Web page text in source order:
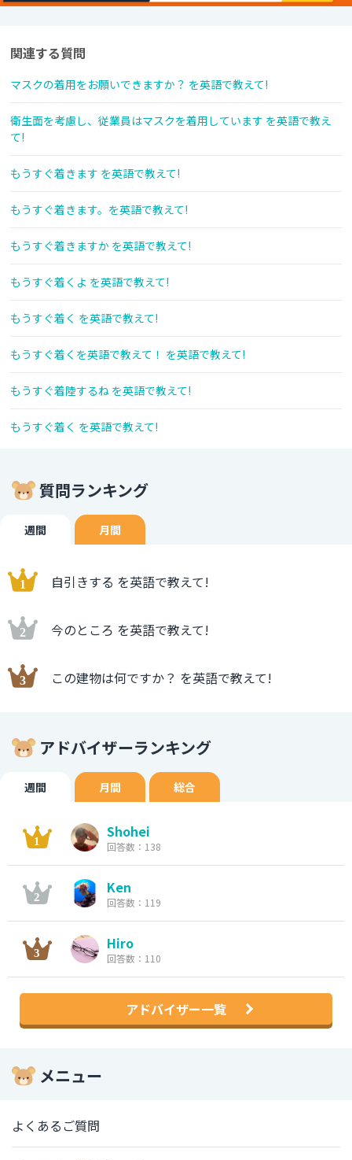
関連する質問
マスクの着用をお願いできますか？ を英語で教えて!
衛生面を考慮し、従業員はマスクを着用しています を英語で教え
て!
もうすぐ着きます を英語で教えて!
もうすぐ着きます。を英語で教えて!
もうすぐ着きますか を英語で教えて!
もうすぐ着くよ を英語で教えて!
もうすぐ着く を英語で教えて!
もうすぐ着くを英語で教えて！ を英語で教えて!
もうすぐ着陸するね を英語で教えて!
もうすぐ着く を英語で教えて!
質問ランキング
週間 月間
自引きする を英語で教えて!
今のところ を英語で教えて!
この建物は何ですか？ を英語で教えて!
アドバイザーランキング
週間 月間 総合
Shohei
回答数：138
Ken
回答数：119
Hiro
回答数：110
アドバイザー一覧
メニュー
よくあるご質問